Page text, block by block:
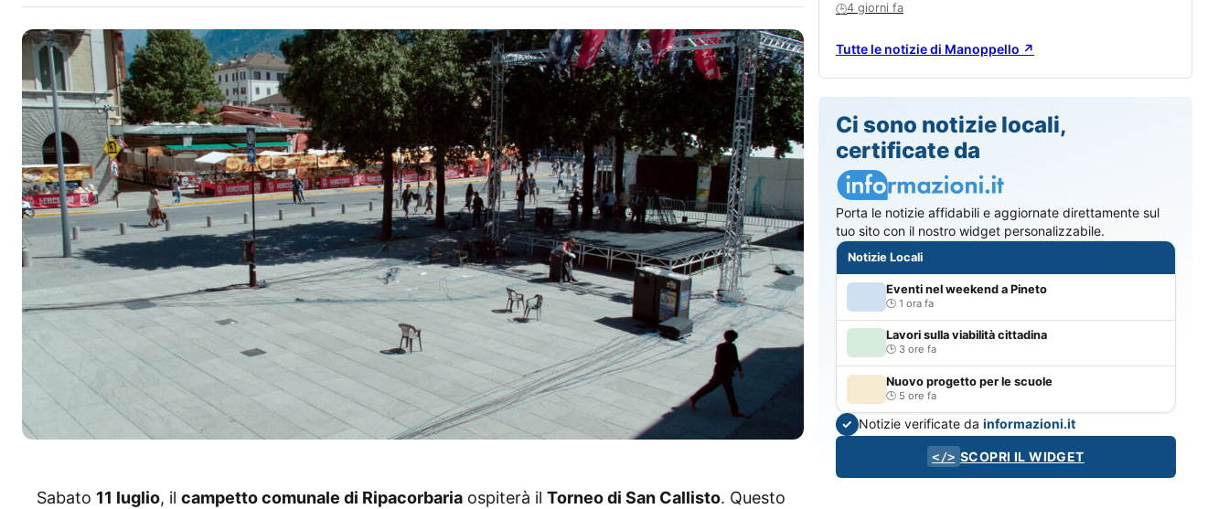
Sabato 11 luglio, il campetto comunale di Ripacorbaria ospiterà il Torneo di San Callisto. Questo
🕒4 giorni fa
Tutte le notizie di Manoppello ↗
Ci sono notizie locali,
certificate da
Porta le notizie affidabili e aggiornate direttamente sul
tuo sito con il nostro widget personalizzabile.
Notizie Locali
Eventi nel weekend a Pineto
1 ora fa
Lavori sulla viabilità cittadina
3 ore fa
Nuovo progetto per le scuole
5 ore fa
✓ Notizie verificate da informazioni.it
</> SCOPRI IL WIDGET